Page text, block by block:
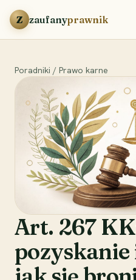
Przejdź do treści
Z zaufanyprawnik
Poradniki / Prawo karne
Art. 267